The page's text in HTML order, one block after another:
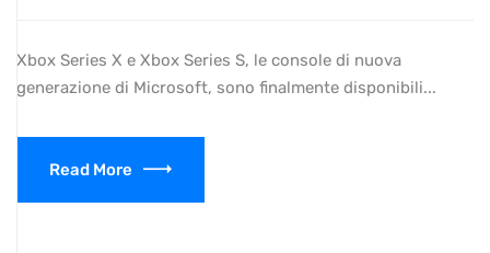
Xbox Series X e Xbox Series S, le console di nuova
generazione di Microsoft, sono finalmente disponibili...
Read More